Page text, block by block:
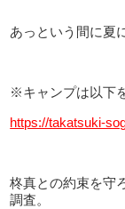
あっという間に夏
※キャンプは以下
https://takatsuki-
柊真との約束を守
調査。